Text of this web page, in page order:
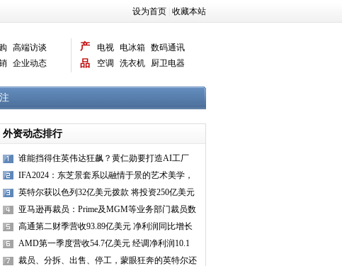
设为首页 收藏本站
高端访谈
企业动态
产
品
电视 电冰箱 数码通讯
空调
洗衣机
厨卫电器
外资动态排行
谁能挡得住英伟达狂飙？黄仁勋要打造AI工厂
IFA2024：东芝景套系以融情于景的艺术美学，
营造艺术生活新
英特尔获以色列32亿美元拨款 将投资250亿美元
在该国建芯片
亚马逊再裁员：Prime及MGM等业务部门裁员数
百人
高通第二财季营收93.89亿美元 净利润同比增长
37%
AMD第一季度营收54.7亿美元 经调净利润10.1
亿美元
裁员、分拆、出售、停工，蒙眼狂奔的英特尔还